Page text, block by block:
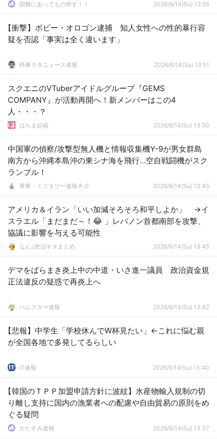
国難にあってもの申す！！ 2026/6/14(Su) 13:55
【衝撃】ボビー・オロゴン逮捕 知人女性への性的暴行容
疑を否認「事実は全く違います」
時事ネタニュース速報 2026/6/14(Su) 13:51
スクエニのVTuberアイドルグループ『GEMS
COMPANY』が活動再開へ！新メンバーはこの4
人・・・？
はちま起稿 2026/6/14(Su) 13:50
中国軍の偵察/攻撃型無人機と情報収集機Y-9が男女群島
南方から沖縄本島沖の東シナ海を飛行…空自戦闘機がスク
ランブル！
軍事・ミリタリー速報☆彡 2026/6/14(Su) 13:45
アメリカ＆イラン「いい加減そろそろ和平しよか」 →イ
スラエル「まだまだ～！😂 」レバノン首都南部を攻撃、
協議に影響を与える可能性
なんJ政治ネタまとめ 2026/6/14(Su) 13:45
デマをばらまき炎上中の中道・いさ進一議員 政治資金規
正法違反の疑惑で再炎上へ
ハムスター速報 2026/6/14(Su) 13:42
【悲報】中学生「学校休んでW杯見たい」←これに悩む親
が全国各地で多発してるらしい
IT速報 2026/6/14(Su) 13:40
【韓国のＴＰＰ加盟申請方針に波紋】水産物輸入規制の切
り離し支持に国内の漁業者への配慮や自由貿易の原則をめ
ぐる疑問
かたすみ速報 2026/6/14(Su) 13:37